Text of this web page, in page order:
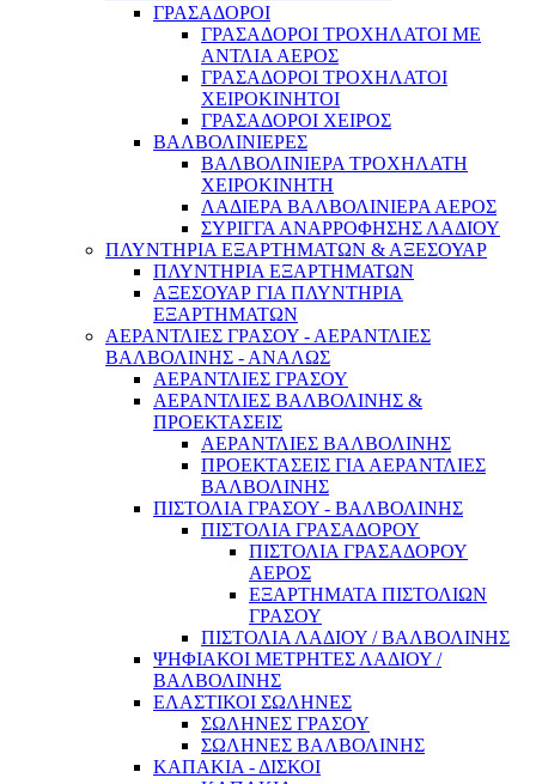
ΓΡΑΣΑΔΟΡΟΙ
ΓΡΑΣΑΔΟΡΟΙ ΤΡΟΧΗΛΑΤΟΙ ΜΕ
ΑΝΤΛΙΑ ΑΕΡΟΣ
ΓΡΑΣΑΔΟΡΟΙ ΤΡΟΧΗΛΑΤΟΙ
ΧΕΙΡΟΚΙΝΗΤΟΙ
ΓΡΑΣΑΔΟΡΟΙ ΧΕΙΡΟΣ
ΒΑΛΒΟΛΙΝΙΕΡΕΣ
ΒΑΛΒΟΛΙΝΙΕΡΑ ΤΡΟΧΗΛΑΤΗ
ΧΕΙΡΟΚΙΝΗΤΗ
ΛΑΔΙΕΡΑ ΒΑΛΒΟΛΙΝΙΕΡΑ ΑΕΡΟΣ
ΣΥΡΙΓΓΑ ΑΝΑΡΡΟΦΗΣΗΣ ΛΑΔΙΟΥ
ΠΛΥΝΤΗΡΙΑ ΕΞΑΡΤΗΜΑΤΩΝ & ΑΞΕΣΟΥΑΡ
ΠΛΥΝΤΗΡΙΑ ΕΞΑΡΤΗΜΑΤΩΝ
ΑΞΕΣΟΥΑΡ ΓΙΑ ΠΛΥΝΤΗΡΙΑ
ΕΞΑΡΤΗΜΑΤΩΝ
ΑΕΡΑΝΤΛΙΕΣ ΓΡΑΣΟΥ - ΑΕΡΑΝΤΛΙΕΣ
ΒΑΛΒΟΛΙΝΗΣ - ΑΝΑΛΩΣ
ΑΕΡΑΝΤΛΙΕΣ ΓΡΑΣΟΥ
ΑΕΡΑΝΤΛΙΕΣ ΒΑΛΒΟΛΙΝΗΣ &
ΠΡΟΕΚΤΑΣΕΙΣ
ΑΕΡΑΝΤΛΙΕΣ ΒΑΛΒΟΛΙΝΗΣ
ΠΡΟΕΚΤΑΣΕΙΣ ΓΙΑ ΑΕΡΑΝΤΛΙΕΣ
ΒΑΛΒΟΛΙΝΗΣ
ΠΙΣΤΟΛΙΑ ΓΡΑΣΟΥ - ΒΑΛΒΟΛΙΝΗΣ
ΠΙΣΤΟΛΙΑ ΓΡΑΣΑΔΟΡΟΥ
ΠΙΣΤΟΛΙΑ ΓΡΑΣΑΔΟΡΟΥ
ΑΕΡΟΣ
ΕΞΑΡΤΗΜΑΤΑ ΠΙΣΤΟΛΙΩΝ
ΓΡΑΣΟΥ
ΠΙΣΤΟΛΙΑ ΛΑΔΙΟΥ / ΒΑΛΒΟΛΙΝΗΣ
ΨΗΦΙΑΚΟΙ ΜΕΤΡΗΤΕΣ ΛΑΔΙΟΥ /
ΒΑΛΒΟΛΙΝΗΣ
ΕΛΑΣΤΙΚΟΙ ΣΩΛΗΝΕΣ
ΣΩΛΗΝΕΣ ΓΡΑΣΟΥ
ΣΩΛΗΝΕΣ ΒΑΛΒΟΛΙΝΗΣ
ΚΑΠΑΚΙΑ - ΔΙΣΚΟΙ